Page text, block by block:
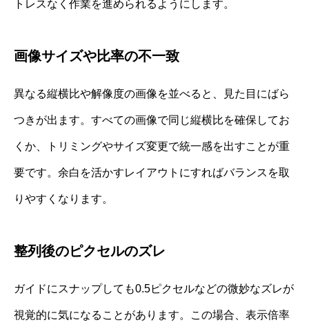
トレスなく作業を進められるようにします。
画像サイズや比率の不一致
異なる縦横比や解像度の画像を並べると、見た目にばら
つきが出ます。すべての画像で同じ縦横比を確保してお
くか、トリミングやサイズ変更で統一感を出すことが重
要です。余白を活かすレイアウトにすればバランスを取
りやすくなります。
整列後のピクセルのズレ
ガイドにスナップしても0.5ピクセルなどの微妙なズレが
視覚的に気になることがあります。この場合、表示倍率